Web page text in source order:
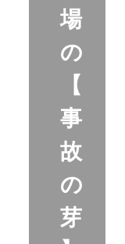
場
の
【
事
故
の
芽